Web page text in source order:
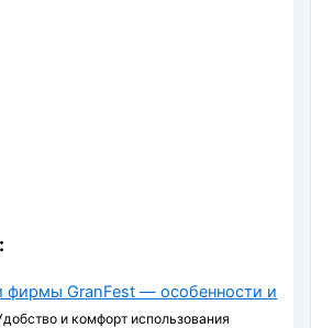
фирмы GranFest — особенности и
и комфорт использования